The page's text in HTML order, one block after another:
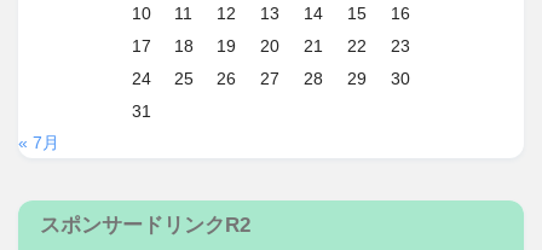
10
11 12 13 14 15
16
17
18 19 20 21 22
23
24
25 26 27 28 29
30
31
« 7月
スポンサードリンクR2